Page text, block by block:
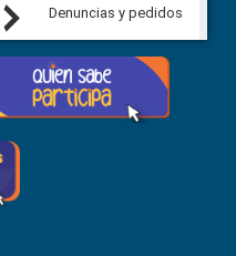
7 agosto, 2026
Next
Denuncias y pedidos